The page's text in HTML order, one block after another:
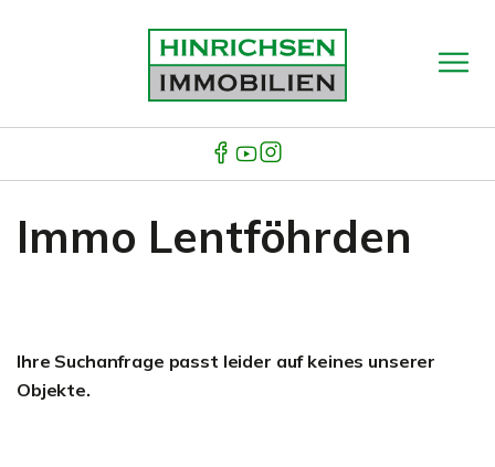
Immo Lentföhrden
Ihre Suchanfrage passt leider auf keines unserer
Objekte.